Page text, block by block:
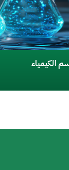
الدراسات الإسلامية